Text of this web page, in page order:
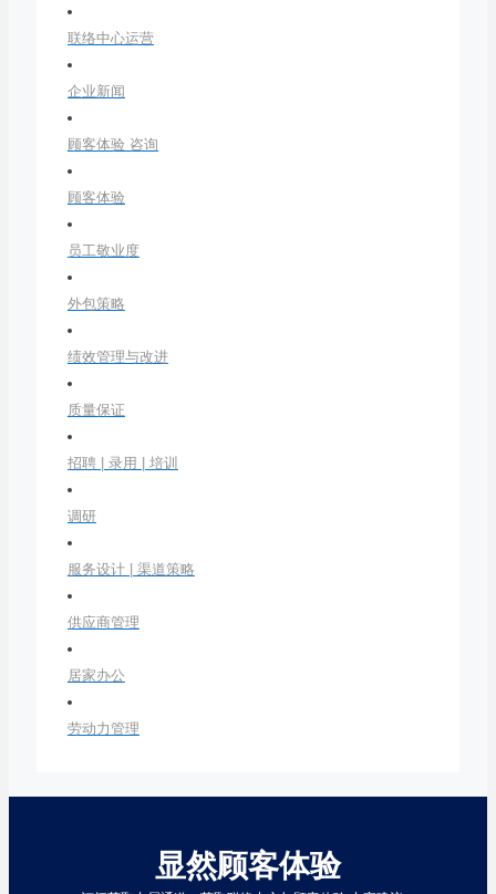
联络中心运营
企业新闻
顾客体验 咨询
顾客体验
员工敬业度
外包策略
绩效管理与改进
质量保证
招聘 | 录用 | 培训
调研
服务设计 | 渠道策略
供应商管理
居家办公
劳动力管理
显然顾客体验